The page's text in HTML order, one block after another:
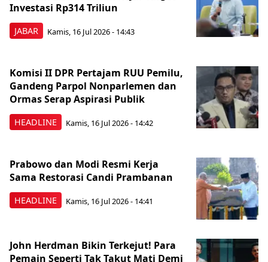
JABAR
Investasi Rp314 Triliun
Kamis, 16 Jul 2026 - 14:43
HEADLINE
Komisi II DPR Pertajam RUU Pemilu,
Gandeng Parpol Nonparlemen dan
Ormas Serap Aspirasi Publik
Kamis, 16 Jul 2026 - 14:42
HEADLINE
Prabowo dan Modi Resmi Kerja
Sama Restorasi Candi Prambanan
Kamis, 16 Jul 2026 - 14:41
John Herdman Bikin Terkejut! Para
Pemain Seperti Tak Takut Mati Demi